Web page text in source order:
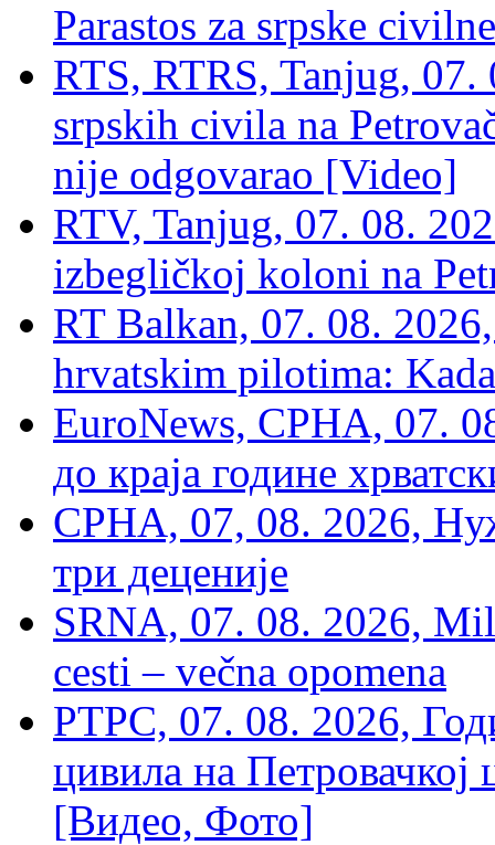
Parastos za srpske
RTS, RTRS, Tanjug,
srpskih civila na
nije odgovarao [Video]
RTV, Tanjug, 07. 08.
izbegličkoj koloni na
RT Balkan, 07. 08.
hrvatskim pilotima:
EuroNews, СРНА, 07.
до краја године
СРНА, 07, 08. 2026,
три деценије
SRNA, 07. 08. 2026,
cesti – večna opomena
РТРС, 07. 08. 2026,
цивила на Петровачкој
[Видео, Фото]